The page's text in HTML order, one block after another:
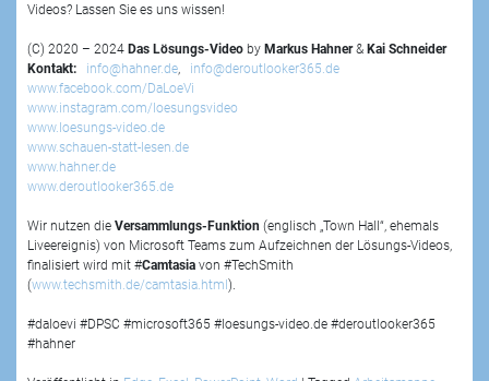
Videos? Lassen Sie es uns wissen!
(C) 2020 – 2024 Das Lösungs-Video by Markus Hahner& Kai Schneider
Kontakt:
info@hahner.de, info@deroutlooker365.de
www.facebook.com/DaLoeVi
www.instagram.com/loesungsvideo
www.loesungs-video.de
www.schauen-statt-lesen.de
www.hahner.de
www.deroutlooker365.de
Wir nutzen die Versammlungs-Funktion (englisch „Town Hall“, ehemals
Liveereignis) von Microsoft Teams zum Aufzeichnen der Lösungs-Videos,
finalisiert wird mit #Camtasia von #TechSmith
(www.techsmith.de/camtasia.html).
#daloevi #DPSC #microsoft365 #loesungs-video.de #deroutlooker365
#hahner